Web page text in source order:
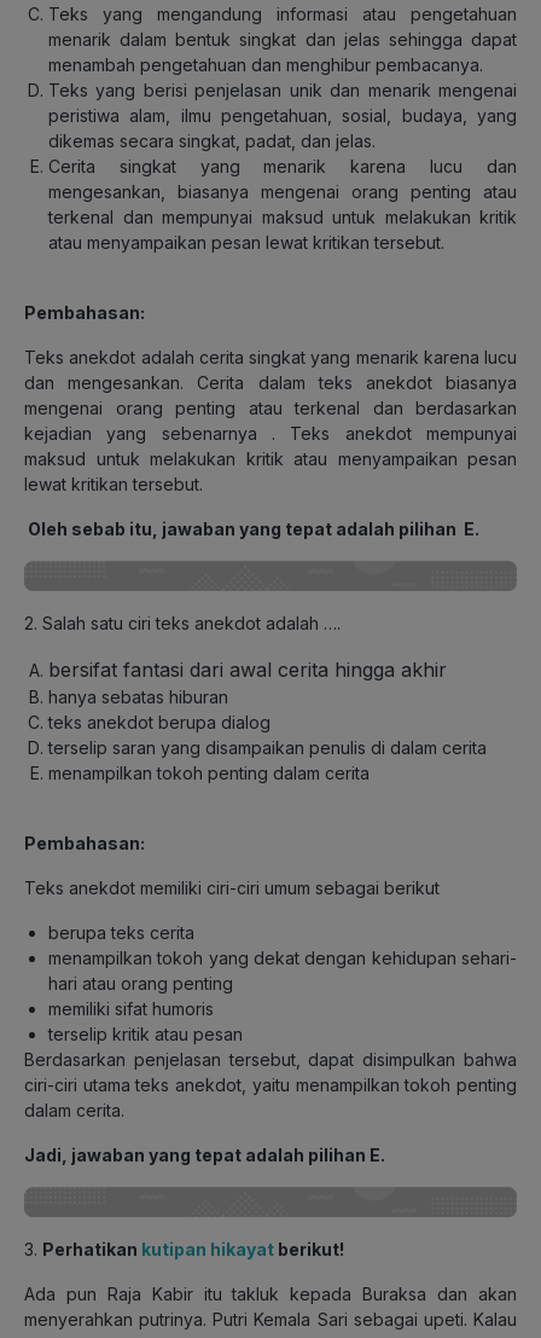
Teks yang mengandung informasi atau pengetahuan
menarik dalam bentuk singkat dan jelas sehingga dapat
menambah pengetahuan dan menghibur pembacanya.
Teks yang berisi penjelasan unik dan menarik mengenai
peristiwa alam, ilmu pengetahuan, sosial, budaya, yang
dikemas secara singkat, padat, dan jelas.
Cerita singkat yang menarik karena lucu dan
mengesankan, biasanya mengenai orang penting atau
terkenal dan mempunyai maksud untuk melakukan kritik
atau menyampaikan pesan lewat kritikan tersebut.
Pembahasan:
Teks anekdot adalah cerita singkat yang menarik karena lucu
dan mengesankan. Cerita dalam teks anekdot biasanya
mengenai orang penting atau terkenal dan berdasarkan
kejadian yang sebenarnya . Teks anekdot mempunyai
maksud untuk melakukan kritik atau menyampaikan pesan
lewat kritikan tersebut.
Oleh sebab itu, jawaban yang tepat adalah pilihan E.
2. Salah satu ciri teks anekdot adalah ….
bersifat fantasi dari awal cerita hingga akhir
hanya sebatas hiburan
teks anekdot berupa dialog
terselip saran yang disampaikan penulis di dalam cerita
menampilkan tokoh penting dalam cerita
Pembahasan:
Teks anekdot memiliki ciri-ciri umum sebagai berikut
berupa teks cerita
menampilkan tokoh yang dekat dengan kehidupan sehari-
hari atau orang penting
memiliki sifat humoris
terselip kritik atau pesan
Berdasarkan penjelasan tersebut, dapat disimpulkan bahwa
ciri-ciri utama teks anekdot, yaitu menampilkan tokoh penting
dalam cerita.
Jadi, jawaban yang tepat adalah pilihan E.
3. Perhatikan kutipan hikayat berikut!
Ada pun Raja Kabir itu takluk kepada Buraksa dan akan
menyerahkan putrinya. Putri Kemala Sari sebagai upeti. Kalau